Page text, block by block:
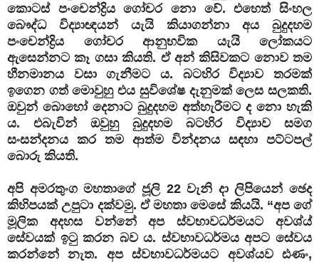
කොටස් පංචෙන්ද්‍රිය ගෝචර නො වේ. එහෙත් සිංහල
බෞද්ධ විද්‍යාඥයන් යැයි කියාගන්නා අය බුදුදහම
පංචෙන්ද්‍රිය ගෝචර ආනුභවික යැයි ලෝකයට
ඇසෙන්නට කෑ ගසා කියති. ඒ අන් කිසිවකට නොව තම
හීනමානය වසා ගැනීමට ය. බටහිර විද්‍යාව තරමක්
ඉගෙන ගත් මොවුහු එය සුවිශේෂ දැනුමක් ලෙස සලකති.
ඔවුන් බොහෝ දෙනාට බුදුදහම අත්හැරීමට ද නො හැකි
ය. එබැවින් ඔවුහු බුදුදහම බටහිර විද්‍යාව සමග
සංසන්දනය කර තම ආත්ම වින්දනය සඳහා පට්ටපල්
බොරු කියති.
අපි අමරතුංග මහතාගේ ජූලි 22 වැනි දා ලිපියෙන් ඡෙද
කිහිපයක් උපුටා දක්වමු. ඒ මහතා මෙසේ කියයි. “අප ගේ
මූලික අදහස වන්නේ අප ස්‌වභාවධර්මයට අවශ්ය්
සේවයක්‌ ඉටු කරන බව ය. ස්‌වභාවධර්මය අපට සේවය
කරන්නේ නැත. අප ස්‌වභාවධර්මයට අවශ්යව ඪණං,